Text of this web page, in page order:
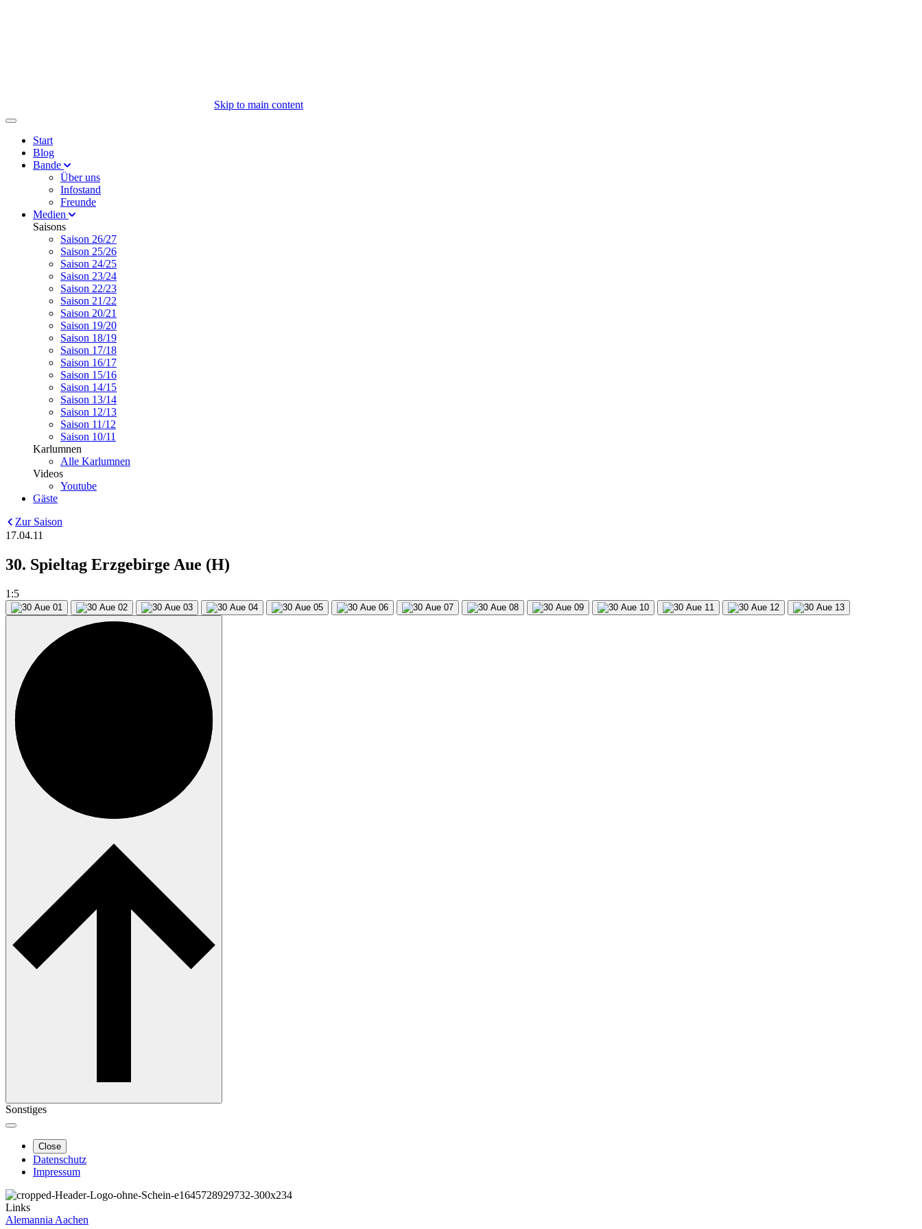
Skip to main content
Start
Blog
Bande
Über uns
Infostand
Freunde
Medien
Saisons
Saison 26/27
Saison 25/26
Saison 24/25
Saison 23/24
Saison 22/23
Saison 21/22
Saison 20/21
Saison 19/20
Saison 18/19
Saison 17/18
Saison 16/17
Saison 15/16
Saison 14/15
Saison 13/14
Saison 12/13
Saison 11/12
Saison 10/11
Karlumnen
Alle Karlumnen
Videos
Youtube
Gäste
Zur Saison
17.04.11
30. Spieltag Erzgebirge Aue (H)
1:5
Sonstiges
Close
Datenschutz
Impressum
Links
Alemannia Aachen